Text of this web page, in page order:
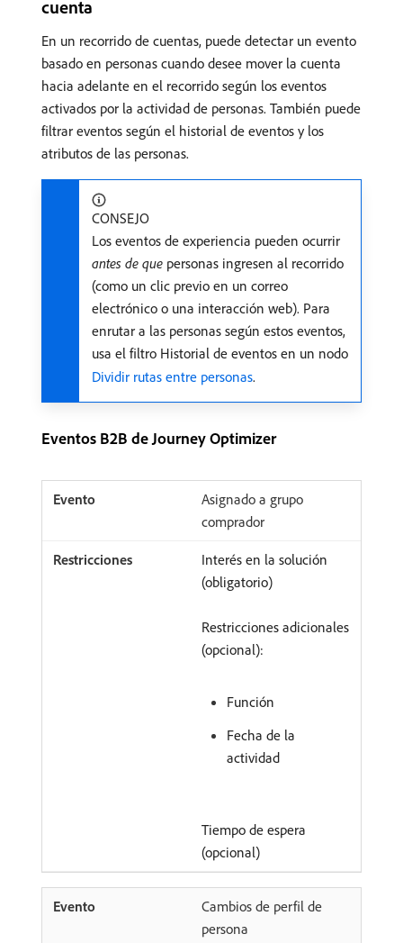
cuenta
En un recorrido de cuentas, puede detectar un evento
basado en personas cuando desee mover la cuenta
hacia adelante en el recorrido según los eventos
activados por la actividad de personas. También puede
filtrar eventos según el historial de eventos y los
atributos de las personas.
CONSEJO
Los eventos de experiencia pueden ocurrir
antes de que personas ingresen al recorrido
(como un clic previo en un correo
electrónico o una interacción web). Para
enrutar a las personas según estos eventos,
usa el filtro Historial de eventos en un nodo
Dividir rutas entre personas.
Eventos B2B de Journey Optimizer
Asignado a grupo
comprador
Interés en la solución
(obligatorio)
Restricciones adicionales
(opcional):
Función
Fecha de la
actividad
Tiempo de espera
(opcional)
Cambios de perfil de
persona